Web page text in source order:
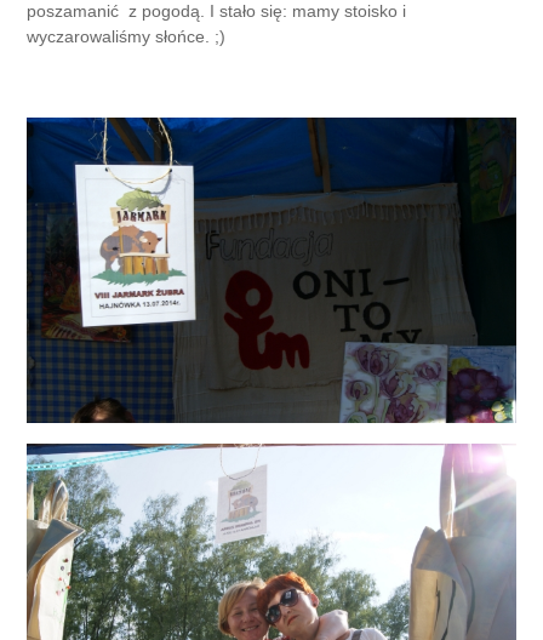
poszamanić z pogodą. I stało się: mamy stoisko i
wyczarowaliśmy słońce. ;)